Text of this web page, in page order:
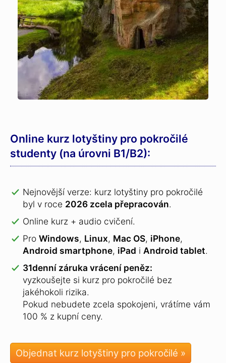
Online kurz lotyštiny pro pokročilé
studenty (na úrovni B1/B2):
Nejnovější verze: kurz lotyštiny pro pokročilé
byl v roce 2026 zcela přepracován.
Online kurz + audio cvičení.
Pro Windows, Linux, Mac OS, iPhone,
Android smartphone, iPad i Android tablet.
31denní záruka vrácení peněz:
vyzkoušejte si kurz pro pokročilé bez
jakéhokoli rizika.
Pokud nebudete zcela spokojeni, vrátíme vám
100 % z kupní ceny.
Objednat kurz lotyštiny pro pokročilé »